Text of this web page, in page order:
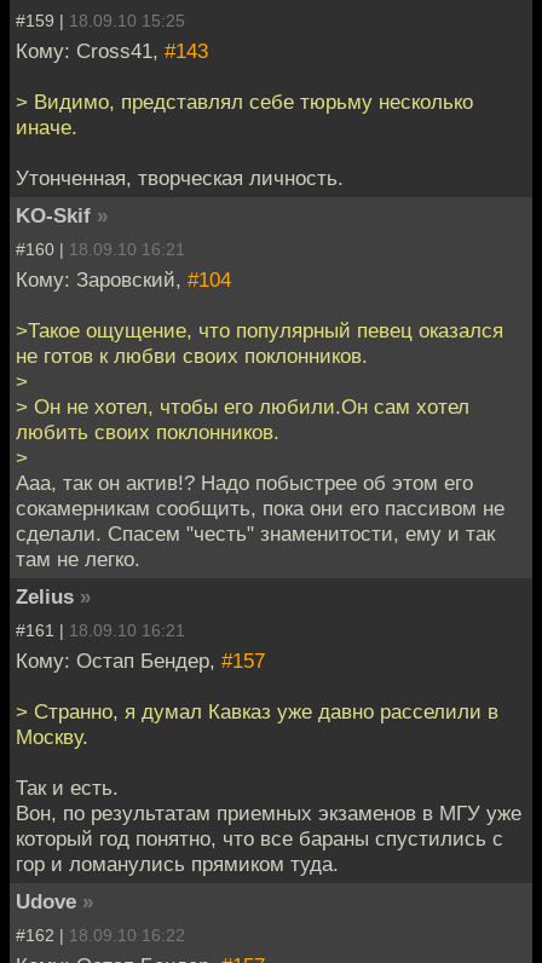
#159 | 18.09.10 15:25
Кому: Cross41, #143
> Видимо, представлял себе тюрьму несколько
иначе.
Утонченная, творческая личность.
KO-Skif »
#160 | 18.09.10 16:21
Кому: Заровский, #104
>Такое ощущение, что популярный певец оказался
не готов к любви своих поклонников.
>
> Он не хотел, чтобы его любили.Он сам хотел
любить своих поклонников.
>
Ааа, так он актив!? Надо побыстрее об этом его
сокамерникам сообщить, пока они его пассивом не
сделали. Спасем "честь" знаменитости, ему и так
там не легко.
Zelius »
#161 | 18.09.10 16:21
Кому: Остап Бендер, #157
> Странно, я думал Кавказ уже давно расселили в
Москву.
Так и есть.
Вон, по результатам приемных экзаменов в МГУ уже
который год понятно, что все бараны спустились с
гор и ломанулись прямиком туда.
Udove »
#162 | 18.09.10 16:22